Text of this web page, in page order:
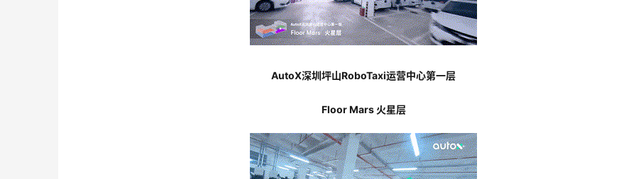
AutoX深圳坪山RoboTaxi运营中心第一层
Floor Mars 火星层